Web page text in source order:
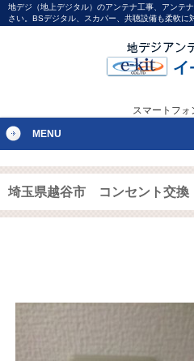
地デジ（地上デジタル）のアンテナ工事、アンテ
さい。BSデジタル、スカパー、共聴設備も柔軟に
スマートフォ
MENU
埼玉県越谷市 コンセント交換